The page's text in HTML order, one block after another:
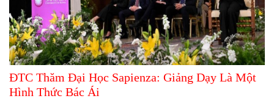
ĐTC Thăm Đại Học Sapienza: Giảng Dạy Là Một
Hình Thức Bác Ái